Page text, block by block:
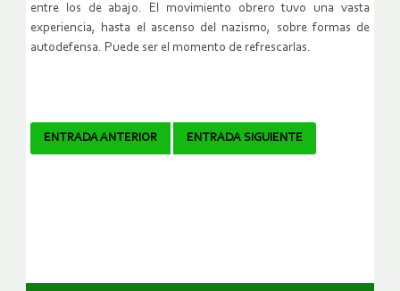
entre los de abajo. El movimiento obrero tuvo una vasta
experiencia, hasta el ascenso del nazismo, sobre formas de
autodefensa. Puede ser el momento de refrescarlas.
Navegador
ENTRADA ANTERIOR ENTRADA SIGUIENTE